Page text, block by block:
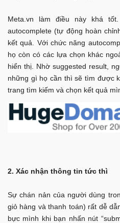
Meta.vn làm điều này khá
autocomplete (tự động hoàn
kết quả. Với chức năng
họ còn có các lựa chọn khác
hiển thị. Nhờ suggested result,
những gì họ cần thì sẽ tìm được
trang tìm kiếm và chọn kết quả
2. Xác nhận thông tin tức thì
Sự chán nản của người dùng
giỏ hàng và thanh toán) rất dễ
bực mình khi bạn nhấn nút